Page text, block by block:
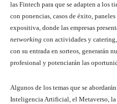
las Fintech para que se adapten a los
con ponencias, casos de éxito,
expositiva, donde las empresas
networking con actividades y
con su entrada en sorteos, generarán
profesional y potenciarán las
Algunos de los temas que se
Inteligencia Artificial, el Metaverso, la